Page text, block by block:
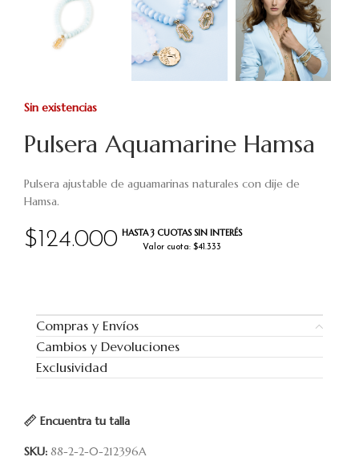
Pulsera Aquamarine Hamsa
$124.000 HASTA 3 CUOTAS SIN INTERÉS
Valor cuota: $41.333
Pulsera ajustable de aguamarinas naturales con dije de
Hamsa.
Sin existencias
Encuentra tu talla
Compras y Envíos
Cambios y Devoluciones
Exclusividad
SKU: 88-2-2-0-212396A